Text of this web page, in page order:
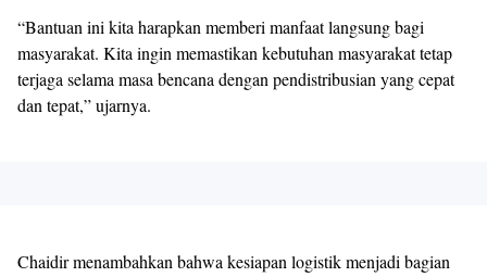
“Bantuan ini kita harapkan memberi manfaat langsung bagi
masyarakat. Kita ingin memastikan kebutuhan masyarakat tetap
terjaga selama masa bencana dengan pendistribusian yang cepat
dan tepat,” ujarnya.
Chaidir menambahkan bahwa kesiapan logistik menjadi bagian